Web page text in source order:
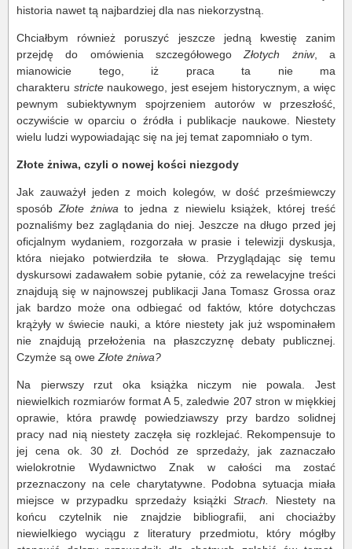
historia nawet tą najbardziej dla nas niekorzystną.
Chciałbym również poruszyć jeszcze jedną kwestię zanim
przejdę do omówienia szczegółowegoZłotych żniw, a
mianowicie tego, iż praca ta nie ma
charakteru strictenaukowego, jest esejem historycznym, a więc
pewnym subiektywnym spojrzeniem autorów w przeszłość,
oczywiście w oparciu o źródła i publikacje naukowe. Niestety
wielu ludzi wypowiadając się na jej temat zapomniało o tym.
Złote żniwa, czyli o nowej kości niezgody
Jak zauważył jeden z moich kolegów, w dość prześmiewczy
sposóbZłote żniwato jedna z niewielu książek, której treść
poznaliśmy bez zaglądania do niej. Jeszcze na długo przed jej
oficjalnym wydaniem, rozgorzała w prasie i telewizji dyskusja,
która niejako potwierdziła te słowa. Przyglądając się temu
dyskursowi zadawałem sobie pytanie, cóż za rewelacyjne treści
znajdują się w najnowszej publikacji Jana Tomasz Grossa oraz
jak bardzo może ona odbiegać od faktów, które dotychczas
krążyły w świecie nauki, a które niestety jak już wspominałem
nie znajdują przełożenia na płaszczyznę debaty publicznej.
Czymże są oweZłote żniwa?
Na pierwszy rzut oka książka niczym nie powala. Jest
niewielkich rozmiarów format A 5, zaledwie 207 stron w miękkiej
oprawie, która prawdę powiedziawszy przy bardzo solidnej
pracy nad nią niestety zaczęła się rozklejać. Rekompensuje to
jej cena ok. 30 zł. Dochód ze sprzedaży, jak zaznaczało
wielokrotnie Wydawnictwo Znak w całości ma zostać
przeznaczony na cele charytatywne. Podobna sytuacja miała
miejsce w przypadku sprzedaży książki Strach. Niestety na
końcu czytelnik nie znajdzie bibliografii, ani chociażby
niewielkiego wyciągu z literatury przedmiotu, który mógłby